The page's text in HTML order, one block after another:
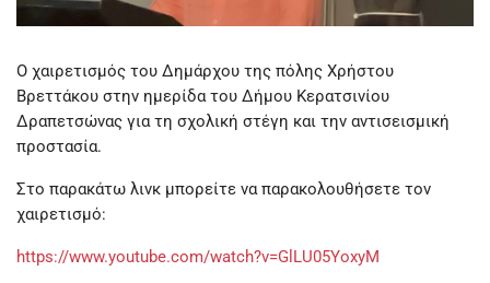
Ο χαιρετισμός του Δημάρχου της πόλης Χρήστου
Βρεττάκου στην ημερίδα του Δήμου Κερατσινίου
Δραπετσώνας για τη σχολική στέγη και την αντισεισμική
προστασία.
Στο παρακάτω λινκ μπορείτε να παρακολουθήσετε τον
χαιρετισμό:
https://www.youtube.com/watch?v=GlLU05YoxyM